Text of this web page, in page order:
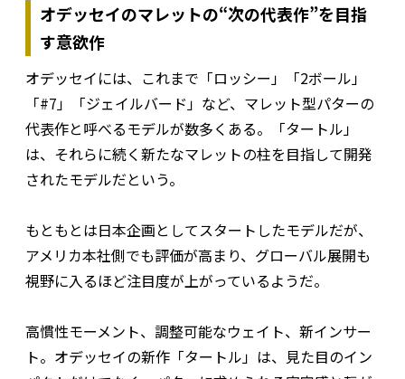
オデッセイのマレットの“次の代表作”を目指
す意欲作
オデッセイには、これまで「ロッシー」「2ボール」
「#7」「ジェイルバード」など、マレット型パターの
代表作と呼べるモデルが数多くある。「タートル」
は、それらに続く新たなマレットの柱を目指して開発
されたモデルだという。
もともとは日本企画としてスタートしたモデルだが、
アメリカ本社側でも評価が高まり、グローバル展開も
視野に入るほど注目度が上がっているようだ。
高慣性モーメント、調整可能なウェイト、新インサー
ト。オデッセイの新作「タートル」は、見た目のイン